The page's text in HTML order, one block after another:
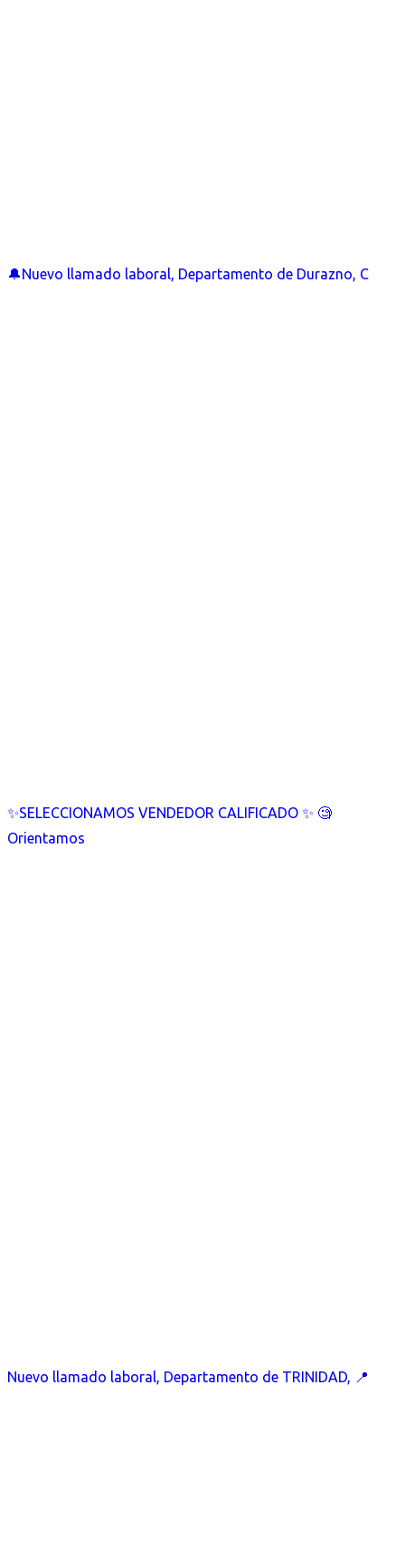
🔔Nuevo llamado laboral, Departamento de Durazno, C
✨SELECCIONAMOS VENDEDOR CALIFICADO ✨ 🧐
Orientamos
Nuevo llamado laboral, Departamento de TRINIDAD, 📍